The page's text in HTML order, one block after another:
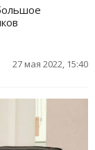
27 мая 2022, 15:40